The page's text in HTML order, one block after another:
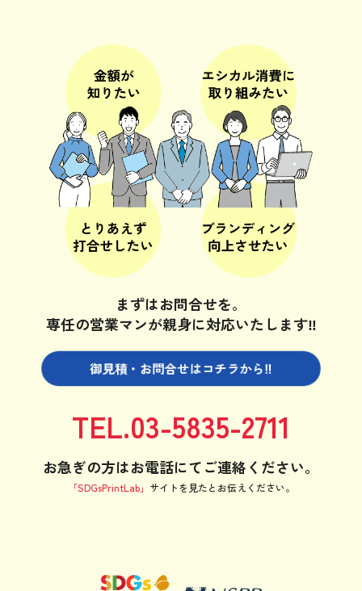
まずはお問合せを。
専任の営業マンが親身に対応いたします‼
御見積・お問合せはコチラから‼
お急ぎの方はお電話にてご連絡ください。
TEL.03-5835-2711
「SDGsPrintLab」 サイトを見たと お伝えください。